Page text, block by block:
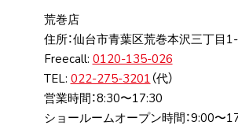
荒巻店
住所：仙台市⻘葉区荒巻本沢三丁⽬
Freecall: 0120-135-026
TEL: 022-275-3201 （代）
営業時間：8:30〜17:30
ショールームオープン時間：9:00〜